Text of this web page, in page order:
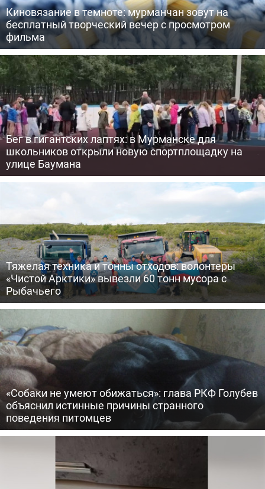
Киновязание в темноте: мурманчан зовут на
бесплатный творческий вечер с просмотром
фильма
Бег в гигантских лаптях: в Мурманске для
школьников открыли новую спортплощадку на
улице Баумана
Тяжелая техника и тонны отходов: волонтеры
«Чистой Арктики» вывезли 60 тонн мусора с
Рыбачьего
«Собаки не умеют обижаться»: глава РКФ Голубев
объяснил истинные причины странного
поведения питомцев